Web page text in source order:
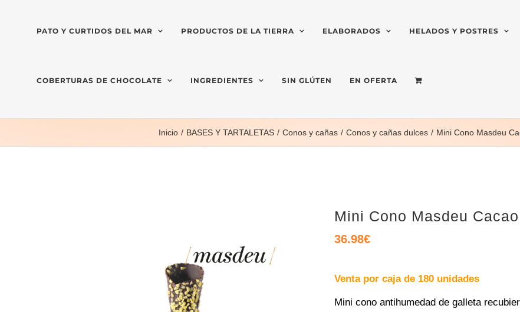
PATO Y CURTIDOS DEL MAR PRODUCTOS DE LA TIERRA ELABORADOS HELADOS Y POSTRES
COBERTURAS DE CHOCOLATE INGREDIENTES SIN GLÚTEN EN OFERTA
Inicio BASES Y TARTALETAS Conos y cañas Conos y cañas dulces Mini Cono Masdeu
Mini Cono Masdeu
36.98€
Venta por caja de 180 unidades
Mini cono antihumedad de galleta